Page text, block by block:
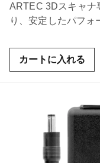
ARTEC 3Dスキャナ
り、安定したパフォ
カートに入れる